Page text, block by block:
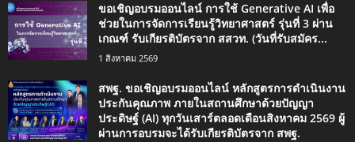
ขอเชิญอบรมออนไลน์ การใช้ Generative AI เพื่อ
ช่วยในการจัดการเรียนรู้วิทยาศาสตร์ รุ่นที่ 3 ผ่าน
เกณฑ์ รับเกียรติบัตรจาก สสวท. (วันที่รับสมัคร...
1 สิงหาคม 2569
สพฐ. ขอเชิญอบรมออนไลน์ หลักสูตรการดำเนินงาน
ประกันคุณภาพ ภายในสถานศึกษาด้วยปัญญา
ประดิษฐ์ (AI) ทุกวันเสาร์ตลอดเดือนสิงหาคม 2569 ผู้
ผ่านการอบรมจะได้รับเกียรติบัตรจาก สพฐ.